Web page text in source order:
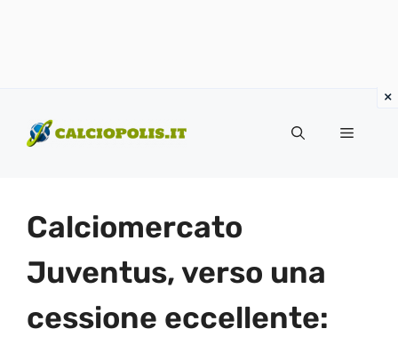
contenuto
Menu
Calciomercato
Juventus, verso una
cessione eccellente: